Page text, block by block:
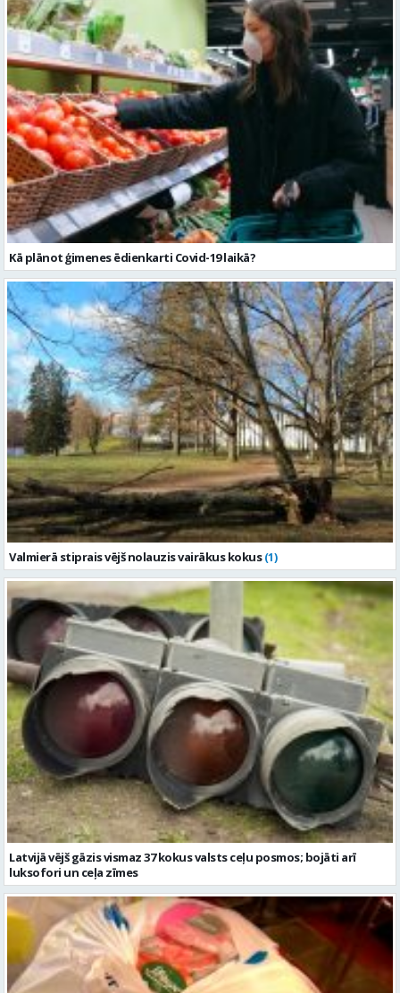
Kā plānot ģimenes ēdienkarti Covid-19 laikā?
Valmierā stiprais vējš nolauzis vairākus kokus (1)
Latvijā vējš gāzis vismaz 37 kokus valsts ceļu posmos; bojāti arī
luksofori un ceļa zīmes